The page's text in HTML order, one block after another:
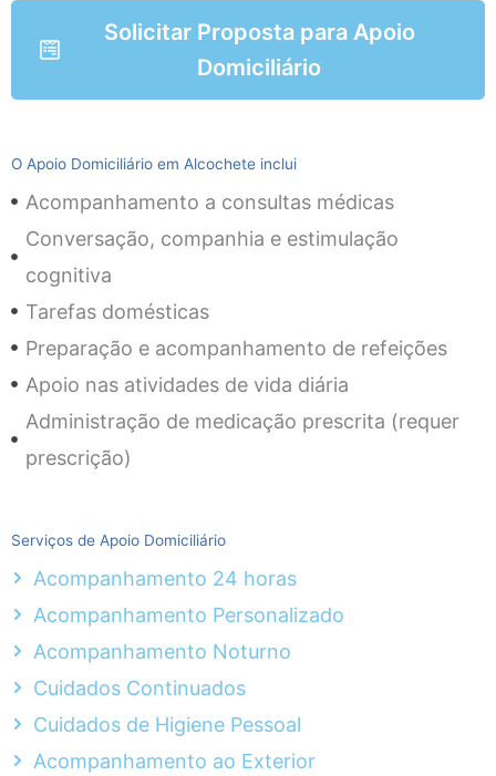
Solicitar Proposta para Apoio
Domiciliário
O Apoio Domiciliário em Alcochete inclui
Acompanhamento a consultas médicas
Conversação, companhia e estimulação
cognitiva
Tarefas domésticas
Preparação e acompanhamento de refeições
Apoio nas atividades de vida diária
Administração de medicação prescrita (requer
prescrição)
Serviços de Apoio Domiciliário
Acompanhamento 24 horas
Acompanhamento Personalizado
Acompanhamento Noturno
Cuidados Continuados
Cuidados de Higiene Pessoal
Acompanhamento ao Exterior